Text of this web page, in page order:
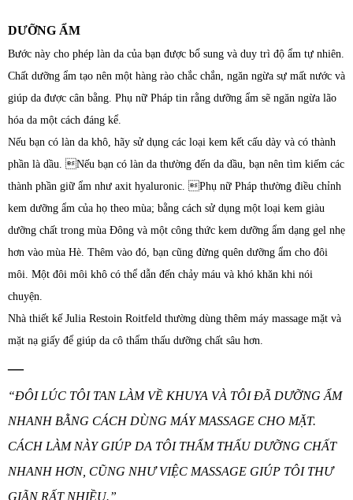
DƯỠNG ẨM
Bước này cho phép làn da của bạn được bổ sung và duy trì độ ẩm tự nhiên.
Chất dưỡng ẩm tạo nên một hàng rào chắc chắn, ngăn ngừa sự mất nước và
giúp da được cân bằng. Phụ nữ Pháp tin rằng dưỡng ẩm sẽ ngăn ngừa lão
hóa da một cách đáng kể.
Nếu bạn có làn da khô, hãy sử dụng các loại kem kết cấu dày và có thành
phần là dầu. Nếu bạn có làn da thường đến da dầu, bạn nên tìm kiếm các
thành phần giữ ẩm như axit hyaluronic. Phụ nữ Pháp thường điều chỉnh
kem dưỡng ẩm của họ theo mùa; bằng cách sử dụng một loại kem giàu
dưỡng chất trong mùa Đông và một công thức kem dưỡng ẩm dạng gel nhẹ
hơn vào mùa Hè. Thêm vào đó, bạn cũng đừng quên dưỡng ẩm cho đôi
môi. Một đôi môi khô có thể dẫn đến chảy máu và khó khăn khi nói
chuyện.
Nhà thiết kế Julia Restoin Roitfeld thường dùng thêm máy massage mặt và
mặt nạ giấy để giúp da cô thẩm thấu dưỡng chất sâu hơn.
—
“ĐÔI LÚC TÔI TAN LÀM VỀ KHUYA VÀ TÔI ĐÃ DƯỠNG ẨM
NHANH BẰNG CÁCH DÙNG MÁY MASSAGE CHO MẶT.
CÁCH LÀM NÀY GIÚP DA TÔI THẨM THẤU DƯỠNG CHẤT
NHANH HƠN, CŨNG NHƯ VIỆC MASSAGE GIÚP TÔI THƯ
GIÃN RẤT NHIỀU.”